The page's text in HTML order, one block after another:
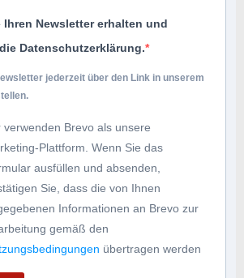
Ihren Newsletter erhalten und
Datenschutzerklärung.
jederzeit über den Link in unserem
verwenden Brevo als unsere
Plattform. Wenn Sie das
ausfüllen und absenden,
Sie, dass die von Ihnen
Informationen an Brevo zur
gemäß den
übertragen werden